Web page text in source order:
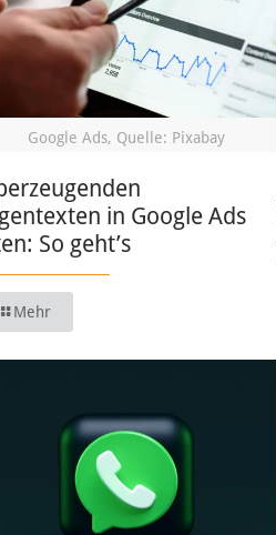
Google Ads, Quelle: Pixabay
in Google Ads
So geht’s
Mehr